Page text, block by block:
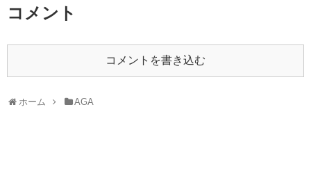
コメント
コメントを書き込む
ホーム AGA